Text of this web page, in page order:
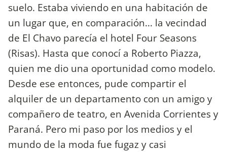
suelo. Estaba viviendo en una habitación de
un lugar que, en comparación... la vecindad
de El Chavo parecía el hotel Four Seasons
(Risas). Hasta que conocí a Roberto Piazza,
quien me dio una oportunidad como modelo.
Desde ese entonces, pude compartir el
alquiler de un departamento con un amigo y
compañero de teatro, en Avenida Corrientes y
Paraná. Pero mi paso por los medios y el
mundo de la moda fue fugaz y casi